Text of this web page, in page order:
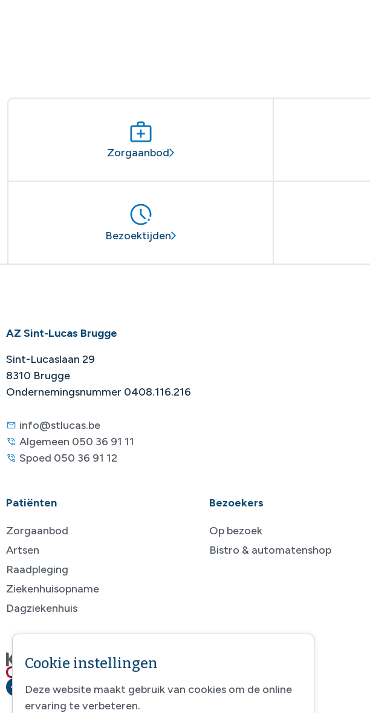
Zorgaanbod
Bezoektijden
AZ Sint-Lucas Brugge
Sint-Lucaslaan 29
8310 Brugge
Ondernemingsnummer 0408.116.216
info@stlucas.be
Algemeen 050 36 91 11
Spoed 050 36 91 12
Patiënten
Zorgaanbod
Artsen
Raadpleging
Ziekenhuisopname
Dagziekenhuis
Bezoekers
Op bezoek
Bistro & automatenshop
Cookie instellingen
Deze website maakt gebruik van cookies om de online
ervaring te verbeteren.